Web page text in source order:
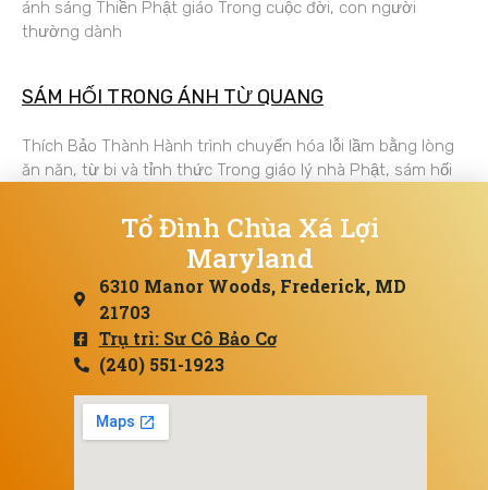
ánh sáng Thiền Phật giáo Trong cuộc đời, con người
thường dành
SÁM HỐI TRONG ÁNH TỪ QUANG
Thích Bảo Thành Hành trình chuyển hóa lỗi lầm bằng lòng
ăn năn, từ bi và tỉnh thức Trong giáo lý nhà Phật, sám hối
Tổ Đình Chùa Xá Lợi
Maryland
6310 Manor Woods, Frederick, MD
21703
Trụ trì: Sư Cô Bảo Cơ
(240) 551-1923